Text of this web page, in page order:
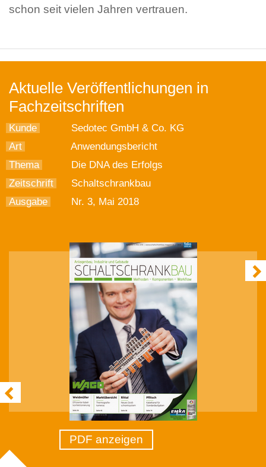
schon seit vielen Jahren vertrauen.
Aktuelle Veröffentlichungen in
Fachzeitschriften
Kunde
Sedotec GmbH & Co. KG
Art
Anwendungsbericht
Thema
Die DNA des Erfolgs
Zeitschrift
Schaltschrankbau
Ausgabe
Nr. 3, Mai 2018
PDF anzeigen